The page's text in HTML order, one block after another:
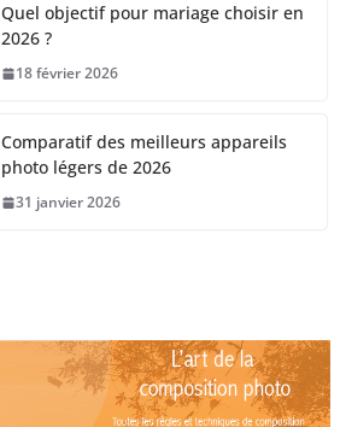
Quel objectif pour mariage choisir en
2026 ?
18 février 2026
Comparatif des meilleurs appareils
photo légers de 2026
31 janvier 2026